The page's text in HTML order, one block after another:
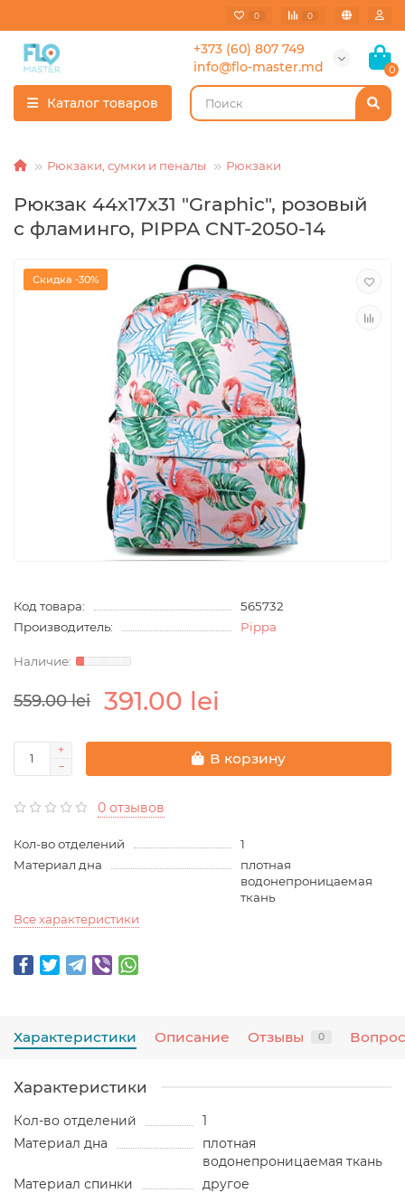
0 0
+373 (60) 807 749
info@flo-master.md
0
Каталог товаров
Рюкзаки, сумки и пеналы Рюкзаки
Рюкзак 44x17x31 "Graphic", розовый
с фламинго, PIPPA CNT-2050-14
Скидка -30%
Код товара:
565732
Производитель:
Pippa
559.00 lei 391.00 lei
В корзину
0 отзывов
Кол-во отделений
1
Материал дна
плотная
водонепроницаемая
ткань
Все характеристики
Характеристики Описание Отзывы 0
Характеристики
Кол-во отделений
1
Материал дна
плотная
водонепроницаемая ткань
Материал спинки
другое